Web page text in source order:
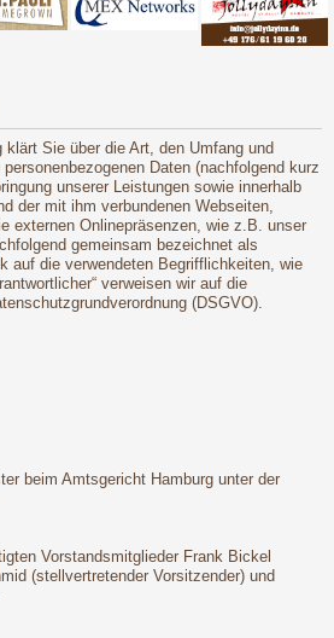
klärt Sie über die Art, den Umfang und
Daten (nachfolgend kurz
unserer Leistungen sowie innerhalb
der mit ihm verbundenen Webseiten,
externen Onlinepräsenzen, wie z.B. unser
gemeinsam bezeichnet als
auf die verwendeten Begrifflichkeiten, wie
verweisen wir auf die
(DSGVO).
beim Amtsgericht Hamburg unter der
Vorstandsmitglieder Frank Bickel
(stellvertretender Vorsitzender) und